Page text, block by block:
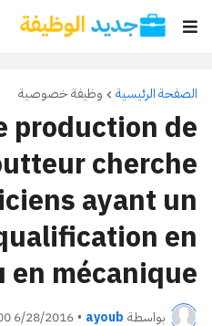
الصفحة الرئيسية وظيفة خصوصية
production de
cherche
ayant un
en
mécanique
بواسطة ayoub
• 6/28/2016 11:05:00 م